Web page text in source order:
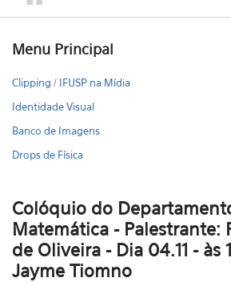
Menu Principal
Clipping / IFUSP na Mídia
Identidade Visual
Banco de Imagens
Drops de Física
Colóquio do
Matemática - Palestrante:
de Oliveira - Dia 04.11 - às
Jayme Tiomno